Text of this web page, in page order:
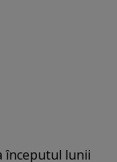
începutul lunii